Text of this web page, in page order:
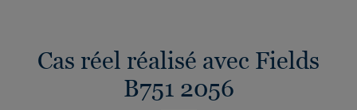
Cas réel réalisé avec Fields
B751 2056